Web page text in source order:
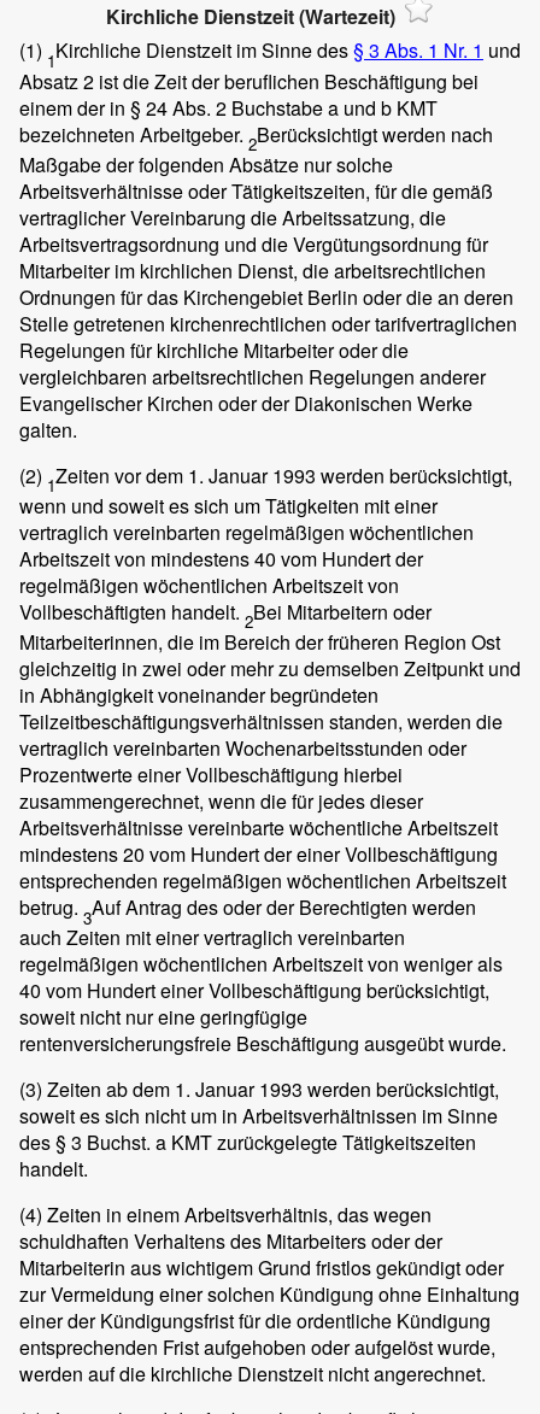
Kirchliche Dienstzeit (Wartezeit)
(1) 1Kirchliche Dienstzeit im Sinne des§ 3 Abs. 1 Nr. 1 und
Absatz 2 ist die Zeit der beruflichen Beschäftigung bei
einem der in § 24 Abs. 2 Buchstabe a und b KMT
bezeichneten Arbeitgeber. 2Berücksichtigt werden nach
Maßgabe der folgenden Absätze nur solche
Arbeitsverhältnisse oder Tätigkeitszeiten, für die gemäß
vertraglicher Vereinbarung die Arbeitssatzung, die
Arbeitsvertragsordnung und die Vergütungsordnung für
Mitarbeiter im kirchlichen Dienst, die arbeitsrechtlichen
Ordnungen für das Kirchengebiet Berlin oder die an deren
Stelle getretenen kirchenrechtlichen oder tarifvertraglichen
Regelungen für kirchliche Mitarbeiter oder die
vergleichbaren arbeitsrechtlichen Regelungen anderer
Evangelischer Kirchen oder der Diakonischen Werke
galten.
(2) 1Zeiten vor dem 1. Januar 1993 werden berücksichtigt,
wenn und soweit es sich um Tätigkeiten mit einer
vertraglich vereinbarten regelmäßigen wöchentlichen
Arbeitszeit von mindestens 40 vom Hundert der
regelmäßigen wöchentlichen Arbeitszeit von
Vollbeschäftigten handelt. 2Bei Mitarbeitern oder
Mitarbeiterinnen, die im Bereich der früheren Region Ost
gleichzeitig in zwei oder mehr zu demselben Zeitpunkt und
in Abhängigkeit voneinander begründeten
Teilzeitbeschäftigungsverhältnissen standen, werden die
vertraglich vereinbarten Wochenarbeitsstunden oder
Prozentwerte einer Vollbeschäftigung hierbei
zusammengerechnet, wenn die für jedes dieser
Arbeitsverhältnisse vereinbarte wöchentliche Arbeitszeit
mindestens 20 vom Hundert der einer Vollbeschäftigung
entsprechenden regelmäßigen wöchentlichen Arbeitszeit
betrug. 3Auf Antrag des oder der Berechtigten werden
auch Zeiten mit einer vertraglich vereinbarten
regelmäßigen wöchentlichen Arbeitszeit von weniger als
40 vom Hundert einer Vollbeschäftigung berücksichtigt,
soweit nicht nur eine geringfügige
rentenversicherungsfreie Beschäftigung ausgeübt wurde.
(3) Zeiten ab dem 1. Januar 1993 werden berücksichtigt,
soweit es sich nicht um in Arbeitsverhältnissen im Sinne
des § 3 Buchst. a KMT zurückgelegte Tätigkeitszeiten
handelt.
(4) Zeiten in einem Arbeitsverhältnis, das wegen
schuldhaften Verhaltens des Mitarbeiters oder der
Mitarbeiterin aus wichtigem Grund fristlos gekündigt oder
zur Vermeidung einer solchen Kündigung ohne Einhaltung
einer der Kündigungsfrist für die ordentliche Kündigung
entsprechenden Frist aufgehoben oder aufgelöst wurde,
werden auf die kirchliche Dienstzeit nicht angerechnet.